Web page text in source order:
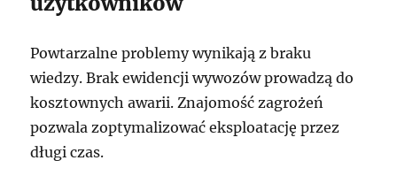
Powtarzalne problemy wynikają z braku
wiedzy. Brak ewidencji wywozów prowadzą do
kosztownych awarii. Znajomość zagrożeń
pozwala zoptymalizować eksploatację przez
długi czas.